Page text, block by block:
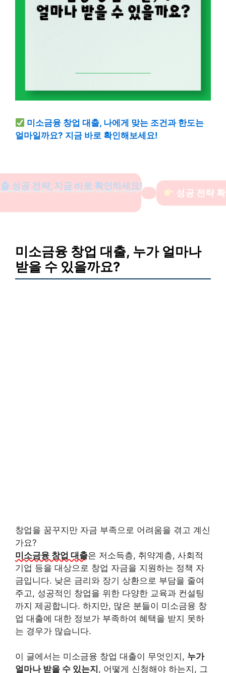
미소금융 창업 대출, 나에게 맞는 조건과 한도는
얼마일까요? 지금 바로 확인해보세요!
성공 전략, 지금 바로 확인하세요!
성공 전략
미소금융 창업 대출, 누가 얼마나
받을 수 있을까요?
창업을 꿈꾸지만 자금 부족으로 어려움을 겪고 계신
가요?
미소금융 창업 대출은 저소득층, 취약계층, 사회적
기업 등을 대상으로 창업 자금을 지원하는 정책 자
금입니다. 낮은 금리와 장기 상환으로 부담을 줄여
주고, 성공적인 창업을 위한 다양한 교육과 컨설팅
까지 제공합니다. 하지만, 많은 분들이 미소금융 창
업 대출에 대한 정보가 부족하여 혜택을 받지 못하
는 경우가 많습니다.
이 글에서는 미소금융 창업 대출이 무엇인지, 누가
얼마나 받을 수 있는지 , 어떻게 신청해야 하는지, 그